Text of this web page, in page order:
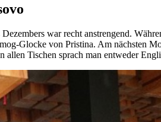
war recht anstrengend.
Glocke von Pristina. Am nächsten
allen Tischen sprach man entweder